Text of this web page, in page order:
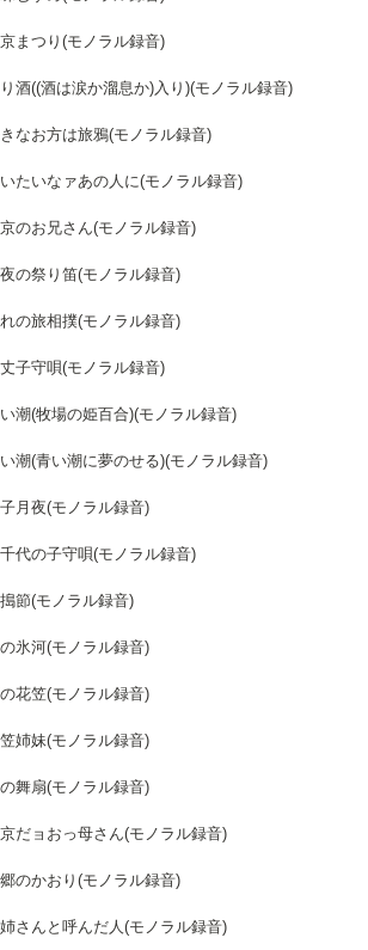
まつり(モノラル録音)
酒((酒は涙か溜息か)入り)(モノラル録音)
なお方は旅鴉(モノラル録音)
たいなァあの人に(モノラル録音)
のお兄さん(モノラル録音)
の祭り笛(モノラル録音)
の旅相撲(モノラル録音)
子守唄(モノラル録音)
潮(牧場の姫百合)(モノラル録音)
潮(青い潮に夢のせる)(モノラル録音)
月夜(モノラル録音)
代の子守唄(モノラル録音)
節(モノラル録音)
氷河(モノラル録音)
花笠(モノラル録音)
姉妹(モノラル録音)
舞扇(モノラル録音)
だョおっ母さん(モノラル録音)
のかおり(モノラル録音)
さんと呼んだ人(モノラル録音)